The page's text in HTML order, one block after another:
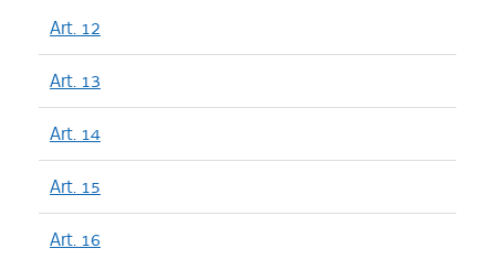
Art. 12
Art. 13
Art. 14
Art. 15
Art. 16